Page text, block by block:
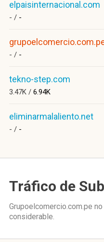
elpaisinternacional.com
- / -
- / -
tekno-step.com
3.47K / 6.94K
eliminarmalaliento.net
- / -
Tráfico de
Grupoelcomercio.com.pe
considerable.